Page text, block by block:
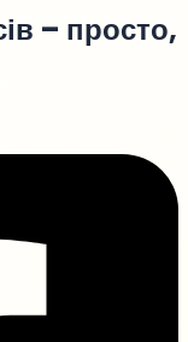
– просто,